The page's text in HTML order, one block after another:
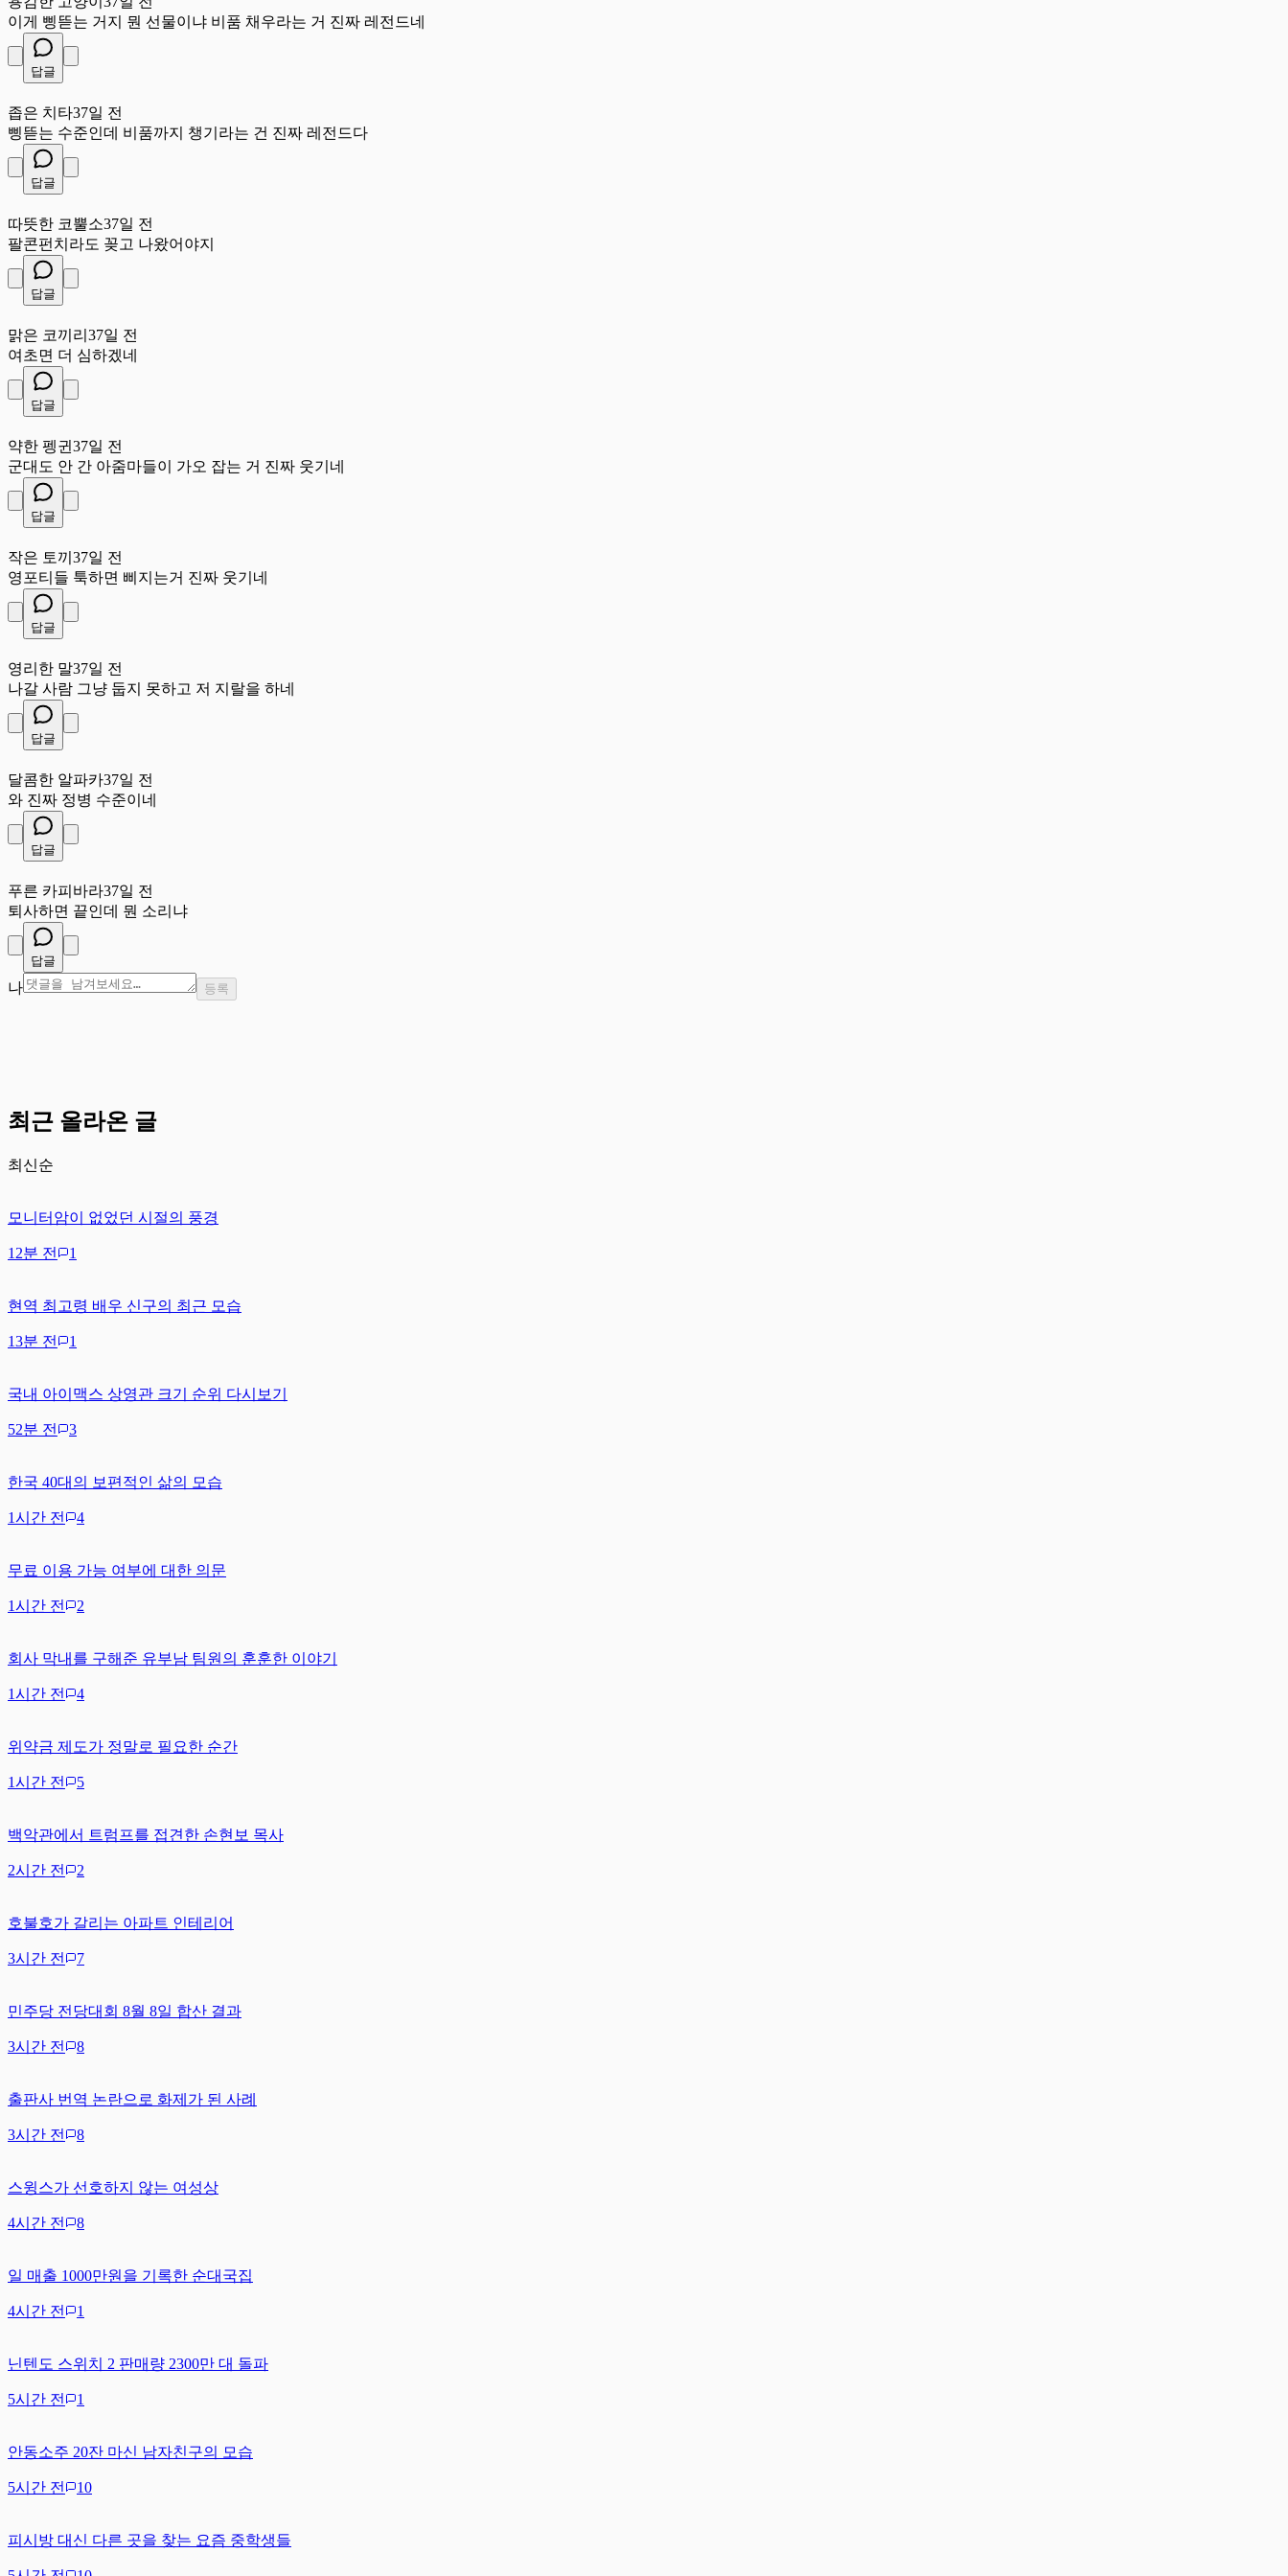
이게 삥뜯는 거지 뭔 선물이냐 비품 채우라는 거 진짜 레전드네
답글
좁은 치타37일 전
삥뜯는 수준인데 비품까지 챙기라는 건 진짜 레전드다
답글
따뜻한 코뿔소37일 전
팔콘펀치라도 꽂고 나왔어야지
답글
맑은 코끼리 37일 전
여초면 더 심하겠네
답글
약한 펭귄 37일 전
군대도 안 간 아줌마들이 가오 잡는 거 진짜 웃기네
답글
작은 토끼 37일 전
영포티들 툭하면 삐지는거 진짜 웃기네
답글
영리한 말37일 전
나갈 사람 그냥 둡지 못하고 저 지랄을 하네
답글
달콤한 알파카37일 전
와 진짜 정병 수준이네
답글
푸른 카피바라37일 전
퇴사하면 끝인데 뭔 소리냐
답글
나 등록
최근 올라온 글
최신순
모니터암이 없었던 시절의 풍경
12분 전 1
현역 최고령 배우 신구의 최근 모습
13분 전 1
국내 아이맥스 상영관 크기 순위 다시보기
52분 전 3
한국 40대의 보편적인 삶의 모습
1시간 전 4
무료 이용 가능 여부에 대한 의문
1시간 전 2
회사 막내를 구해준 유부남 팀원의 훈훈한 이야기
1시간 전 4
위약금 제도가 정말로 필요한 순간
1시간 전 5
백악관에서 트럼프를 접견한 손현보 목사
2시간 전 2
호불호가 갈리는 아파트 인테리어
3시간 전 7
민주당 전당대회 8월 8일 합산 결과
3시간 전 8
출판사 번역 논란으로 화제가 된 사례
3시간 전 8
스윙스가 선호하지 않는 여성상
4시간 전 8
일 매출 1000만원을 기록한 순대국집
4시간 전 1
닌텐도 스위치 2 판매량 2300만 대 돌파
5시간 전 1
안동소주 20잔 마신 남자친구의 모습
5시간 전 10
피시방 대신 다른 곳을 찾는 요즘 중학생들